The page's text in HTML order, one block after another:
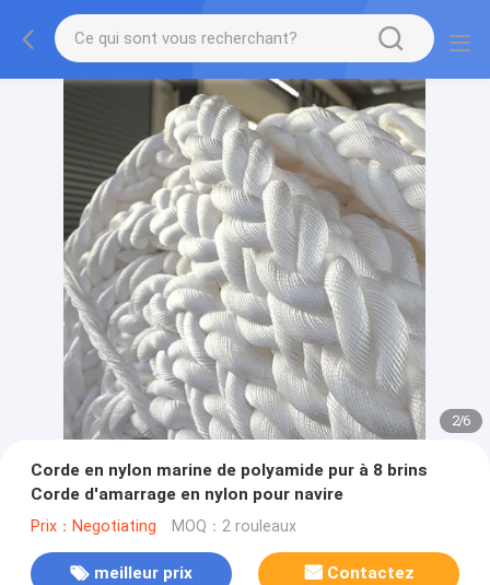
2/6
Corde en nylon marine de polyamide pur à 8 brins
Corde d'amarrage en nylon pour navire
Prix：Negotiating MOQ：2 rouleaux
meilleur prix Contactez